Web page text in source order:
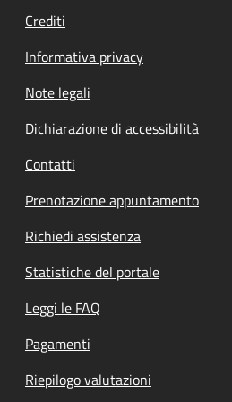
Crediti
Informativa privacy
Note legali
Dichiarazione di accessibilità
Contatti
Prenotazione appuntamento
Richiedi assistenza
Statistiche del portale
Leggi le FAQ
Pagamenti
Riepilogo valutazioni